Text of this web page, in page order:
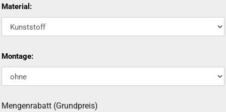
Material:
Montage:
Mengenrabatt (Grundpreis)